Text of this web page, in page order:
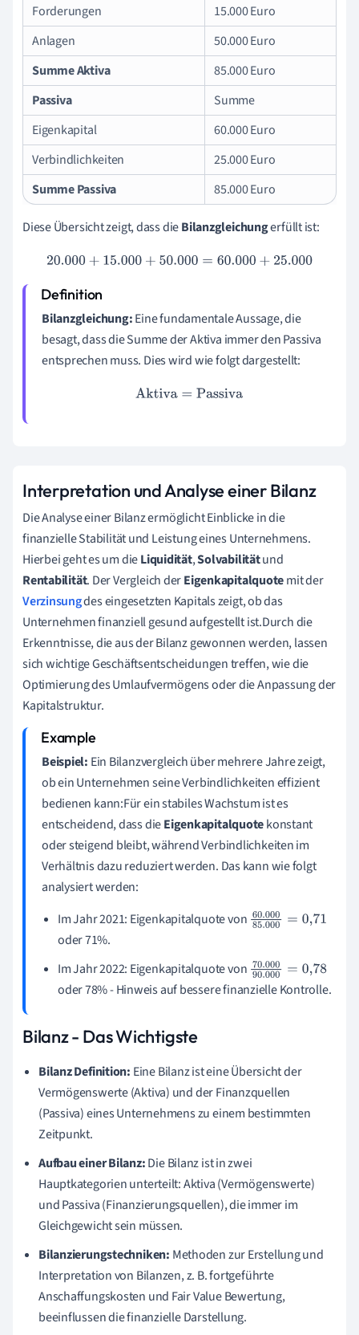
Forderungen
15.000 Euro
Anlagen
50.000 Euro
Summe Aktiva
85.000 Euro
Passiva
Summe
Eigenkapital
60.000 Euro
Verbindlichkeiten
25.000 Euro
Summe Passiva
85.000 Euro
Diese Übersicht zeigt, dass dieBilanzgleichungerfüllt ist:
20.000+15.000 +50.000=60.000+25.000
Bilanzgleichung:Eine fundamentale Aussage, die
besagt, dass die Summe der Aktiva immer den Passiva
entsprechen muss. Dies wird wie folgt dargestellt:
Aktiva=Passiva
Interpretation und Analyse einer Bilanz
Die Analyse einer Bilanz ermöglicht Einblicke in die
finanzielle Stabilität und Leistung eines Unternehmens.
Hierbei geht es um dieLiquidität,Solvabilitätund
Rentabilität. Der Vergleich derEigenkapitalquotemit der
Verzinsungdes eingesetzten Kapitals zeigt, ob das
Unternehmen finanziell gesund aufgestellt ist.Durch die
Erkenntnisse, die aus der Bilanz gewonnen werden, lassen
sich wichtige Geschäftsentscheidungen treffen, wie die
Optimierung des Umlaufvermögens oder die Anpassung der
Kapitalstruktur.
Beispiel: Ein Bilanzvergleich über mehrere Jahre zeigt,
ob ein Unternehmen seine Verbindlichkeiten effizient
bedienen kann:Für ein stabiles Wachstum ist es
entscheidend, dass dieEigenkapitalquotekonstant
oder steigend bleibt, während Verbindlichkeiten im
Verhältnis dazu reduziert werden. Das kann wie folgt
analysiert werden:
Im Jahr 2021: Eigenkapitalquote von 60.000 85.000=
oder 71%.
Im Jahr 2022: Eigenkapitalquote von 70.000 90.000=
0,78
oder 78% - Hinweis auf bessere finanzielle Kontrolle.
Bilanz - Das Wichtigste
Bilanz Definition: Eine Bilanz ist eine Übersicht der
Vermögenswerte (Aktiva) und der Finanzquellen
(Passiva) eines Unternehmens zu einem bestimmten
Zeitpunkt.
Aufbau einer Bilanz:Die Bilanz ist in zwei
Hauptkategorien unterteilt: Aktiva (Vermögenswerte)
und Passiva (Finanzierungsquellen), die immer im
Gleichgewicht sein müssen.
Bilanzierungstechniken: Methoden zur Erstellung und
Interpretation von Bilanzen, z. B. fortgeführte
Anschaffungskosten und Fair Value Bewertung,
beeinflussen die finanzielle Darstellung.